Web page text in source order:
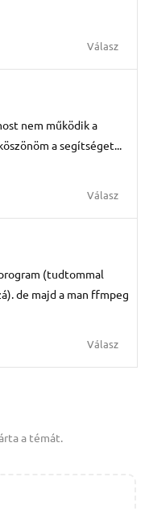
Válasz
nem működik a
a segítséget...
Válasz
(tudtommal
de majd a man ffmpeg
Válasz
a témát.